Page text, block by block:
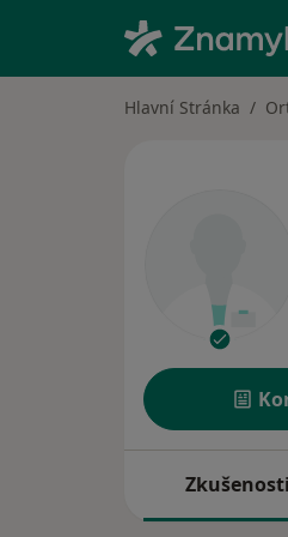
Hlavní Stránka
Zkušenosti